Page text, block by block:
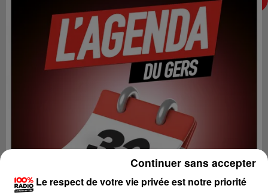
Le respect de votre vie privée est notre priorité
Continuer sans accepter